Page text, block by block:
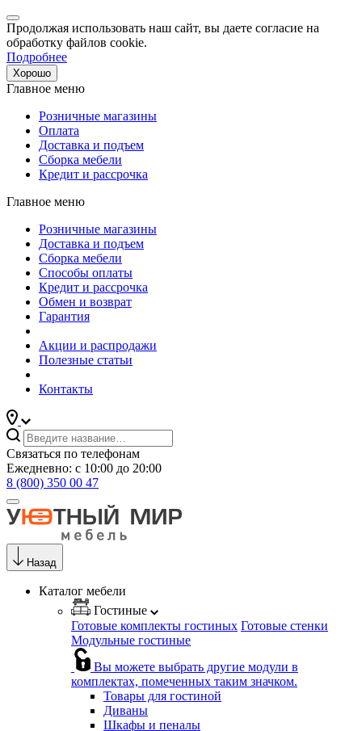
Продолжая использовать наш сайт, вы даете согласие на
обработку файлов cookie.
Подробнее
Хорошо
Главное меню
Розничные магазины
Оплата
Доставка и подъем
Сборка мебели
Кредит и рассрочка
Главное меню
Розничные магазины
Доставка и подъем
Сборка мебели
Способы оплаты
Кредит и рассрочка
Обмен и возврат
Гарантия
Акции и распродажи
Полезные статьи
Контакты
Связаться по телефонам
Ежедневно: с 10:00 до 20:00
8 (800) 350 00 47
Назад
Каталог мебели
Гостиные
Готовые комплекты гостиных Готовые стенки
Модульные гостиные
Вы можете выбрать другие модули в
комплектах, помеченных таким значком.
Товары для гостиной
Диваны
Шкафы и пеналы